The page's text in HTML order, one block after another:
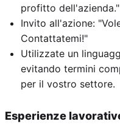
profitto dell'azienda."
Invito all'azione:
Contattatemi!"
Utilizzate un
evitando termini
per il vostro settore.
Esperienze